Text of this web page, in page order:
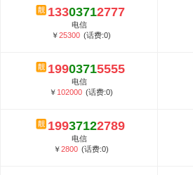
13303712777
电信
￥25300 (话费:0)
19903715555
电信
￥ 102000 (话费:0)
19937122789
电信
￥2800 (话费:0)